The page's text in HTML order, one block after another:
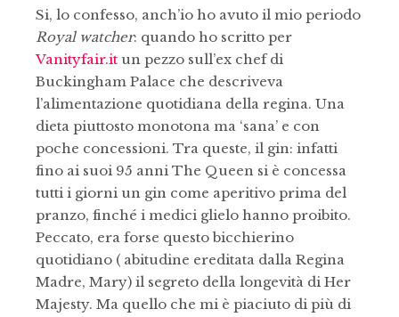
Si, lo confesso, anch’io ho avuto il mio periodo
Royal watcher: quando ho scritto per
Vanityfair.it un pezzo sull’ex chef di
Buckingham Palace che descriveva
l’alimentazione quotidiana della regina. Una
dieta piuttosto monotona ma ‘sana’ e con
poche concessioni. Tra queste, il gin: infatti
fino ai suoi 95 anni The Queen si è concessa
tutti i giorni un gin come aperitivo prima del
pranzo, finché i medici glielo hanno proibito.
Peccato, era forse questo bicchierino
quotidiano ( abitudine ereditata dalla Regina
Madre, Mary) il segreto della longevità di Her
Majesty. Ma quello che mi è piaciuto di più di